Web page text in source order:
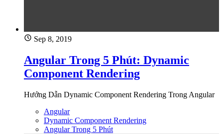
Sep 8, 2019
Angular Trong 5 Phút: Dynamic
Component Rendering
Hướng Dẫn Dynamic Component Rendering Trong Angular
Angular
Dynamic Component Rendering
Angular Trong 5 Phút